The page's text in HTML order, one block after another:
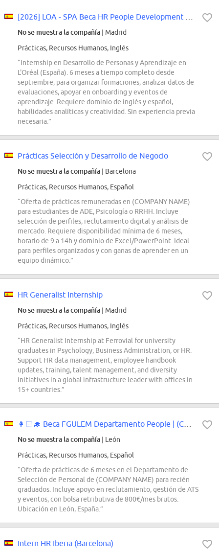
No se muestra la compañía | Madrid
Prácticas, Recursos Humanos, Inglés
“Internship en Desarrollo de Personas y Aprendizaje en
L'Oréal (España). 6 meses a tiempo completo desde
septiembre, para organizar formaciones, analizar datos de
evaluaciones, apoyar en onboarding y eventos de
aprendizaje. Requiere dominio de inglés y español,
habilidades analíticas y creatividad. Sin experiencia previa
necesaria.”
Prácticas Selección y Desarrollo de Negocio
No se muestra la compañía | Barcelona
Prácticas, Recursos Humanos, Español
“Oferta de prácticas remuneradas en (COMPANY NAME)
para estudiantes de ADE, Psicología o RRHH. Incluye
selección de perfiles, reclutamiento digital y análisis de
mercado. Requiere disponibilidad mínima de 6 meses,
horario de 9 a 14h y dominio de Excel/PowerPoint. Ideal
para perfiles organizados y con ganas de aprender en un
equipo dinámico.”
HR Generalist Internship
No se muestra la compañía | Madrid
Prácticas, Recursos Humanos, Inglés
“HR Generalist Internship at Ferrovial for university
graduates in Psychology, Business Administration, or HR.
Support HR data management, employee handbook
updates, training, talent management, and diversity
initiatives in a global infrastructure leader with offices in
15+ countries.”
No se muestra la compañía | León
Prácticas, Recursos Humanos, Español
“Oferta de prácticas de 6 meses en el Departamento de
Selección de Personal de (COMPANY NAME) para recién
graduados. Incluye apoyo en reclutamiento, gestión de ATS
y eventos, con bolsa retributiva de 800€/mes brutos.
Ubicación en León, España.”
Intern HR Iberia (Barcelona)